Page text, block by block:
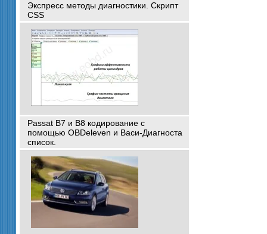
Экспресс методы диагностики. Скрипт
CSS
Passat B7 и B8 кодирование с
помощью OBDeleven и Васи-Диагноста
список.